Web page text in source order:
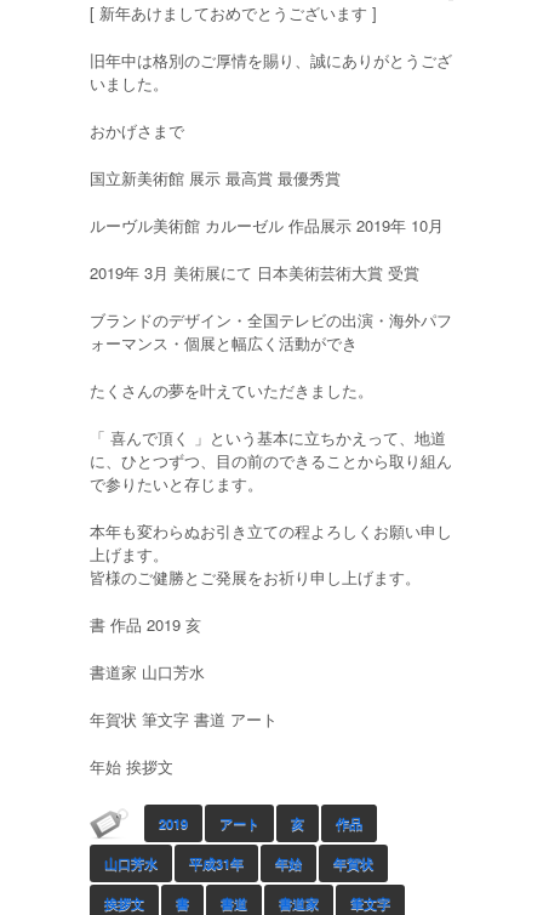
[ 新年あけましておめでとうございます ]
旧年中は格別のご厚情を賜り、誠にありがとうござ
いました。
おかげさまで
国立新美術館 展示 最高賞 最優秀賞
ルーヴル美術館 カルーゼル 作品展示 2019年 10月
2019年 3月 美術展にて 日本美術芸術大賞 受賞
ブランドのデザイン・全国テレビの出演・海外パフ
ォーマンス・個展と幅広く活動ができ
たくさんの夢を叶えていただきました。
「 喜んで頂く 」という基本に立ちかえって、地道
に、ひとつずつ、目の前のできることから取り組ん
で参りたいと存じます。
本年も変わらぬお引き立ての程よろしくお願い申し
上げます。
皆様のご健勝とご発展をお祈り申し上げます。
書 作品 2019 亥
書道家 山口芳水
年賀状 筆文字 書道 アート
年始 挨拶文
2019 アート 亥 作品
山口芳水 平成31年 年始 年賀状
挨拶文 書 書道 書道家 筆文字